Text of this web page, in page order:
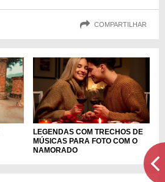
COMPARTILHAR
LEGENDAS COM TRECHOS DE
MÚSICAS PARA FOTO COM O
NAMORADO